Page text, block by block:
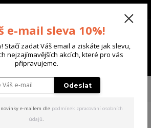
Menu
& TÍLKA
Yakuza pánské tričko Bleak Regular
e-mail sleva 10%!
Stačí zadat Váš email a ziskáte jak slevu,
nejzajímavějších akcích, které pro vás
připravujeme.
Odeslat
e-mailem dle podmínek zpracování osobních
údajů.